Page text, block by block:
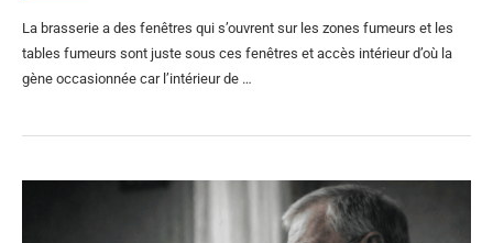
La brasserie a des fenêtres qui s’ouvrent sur les zones fumeurs et les
tables fumeurs sont juste sous ces fenêtres et accès intérieur d’où la
gène occasionnée car l’intérieur de …